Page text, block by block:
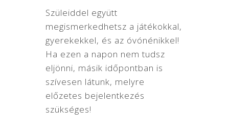
Szüleiddel együtt
megismerkedhetsz a játékokkal,
gyerekekkel, és az óvónénikkel!
Ha ezen a napon nem tudsz
eljönni, másik időpontban is
szívesen látunk, melyre
előzetes bejelentkezés
szükséges!